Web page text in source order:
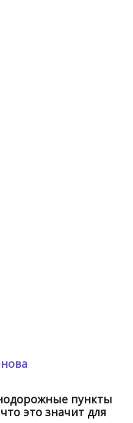
пункты
это значит для